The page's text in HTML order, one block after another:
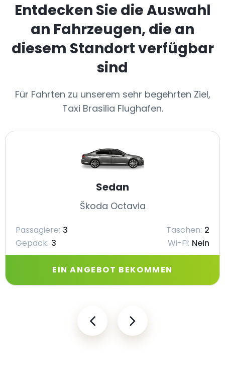
Entdecken Sie die Auswahl
an Fahrzeugen, die an
diesem Standort verfügbar
sind
Für Fahrten zu unserem sehr begehrten Ziel,
Taxi Brasilia Flughafen.
Sedan
Škoda Octavia
Passagiere: 3 Taschen: 2
Gepäck: 3 Wi-Fi: Nein
EIN ANGEBOT BEKOMMEN